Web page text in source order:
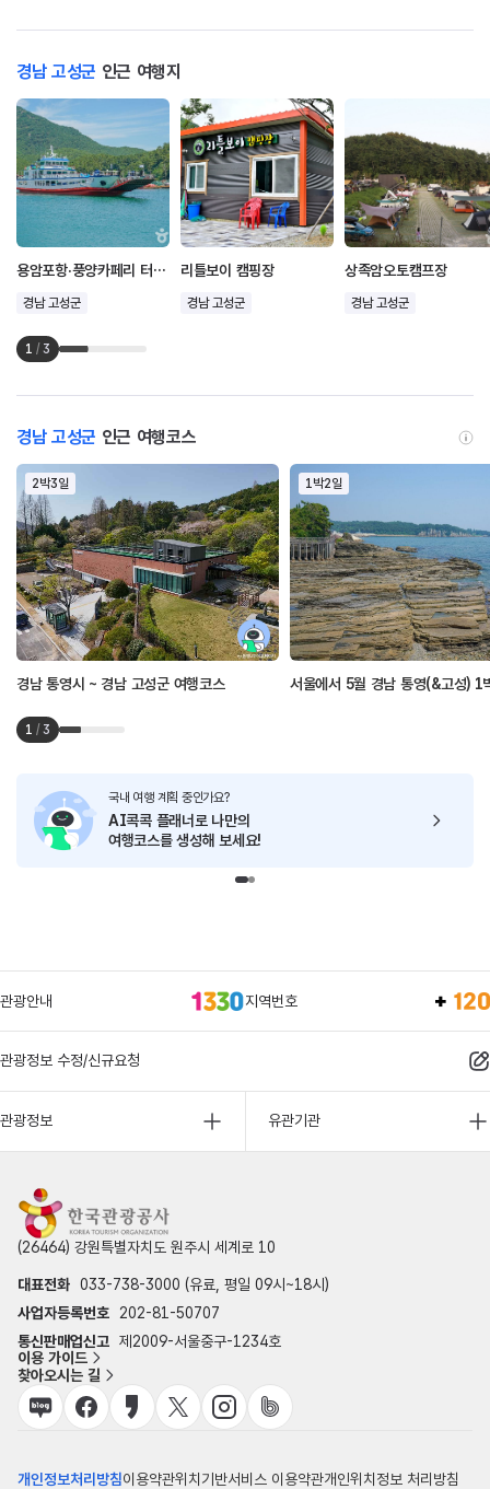
경남 고성군 인근 여행지
용암포항·풍양카페리 터미널
경남 고성군
리틀보이 캠핑장
경남 고성군
상족암오토캠프장
경남 고성군
1 / 3
경남 고성군 인근 여행코스
2박3일
경남 통영시 ~ 경남 고성군 여행코스
1박2일
서울에서 5월 경남 통영(&고성) 1
1 / 3
국내 여행 계획 중인가요?
AI콕콕 플래너로 나만의
여행코스를 생성해 보세요!
관광안내 지역번호
관광정보 수정/신규요청
관광정보 유관기관
(26464) 강원특별자치도 원주시 세계로 10
대표전화 033-738-3000 (유료, 평일 09시~18시)
사업자등록번호
202-81-50707
통신판매업신고 제2009-서울중구-1234호
이용 가이드
찾아오시는 길
개인정보처리방침이용약관위치기반서비스 이용약관개인위치정보 처리방침